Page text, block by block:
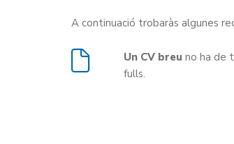
A continuació trobaràs algunes
Un CV breu no ha de
fulls.